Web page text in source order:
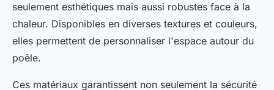
seulement esthétiques mais aussi robustes face à la
chaleur. Disponibles en diverses textures et couleurs,
elles permettent de personnaliser l'espace autour du
poêle.
Ces matériaux garantissent non seulement la sécurité